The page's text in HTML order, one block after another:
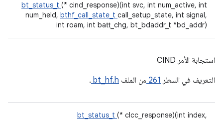
bt_status_t (* cind_response)(int svc, int num_active, int
num_held, bthf_call_state_t call_setup_state, int signal,
int roam, int batt_chg, bt_bdaddr_t *bd_addr)
استجابة الأمر CIND
التعريف في السطر 261 من الملف bt_hf.h
.
bt_status_t (* clcc_response)(int index,